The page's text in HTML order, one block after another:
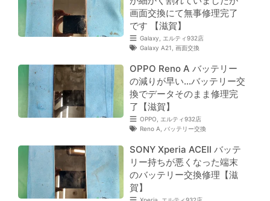
Galaxy
エルティ932店
Galaxy A21 画面交換
画面交換にて無事修理完了
です 【滋賀】
OPPO
エルティ932店
Reno A
バッテリー交換
OPPO Reno A バッテリー
の減りが早い…バッテリー交
換でデータそのまま修理完
了【滋賀】
SONY Xperia ACEⅡ バッテ
リー持ちが悪くなった端末
のバッテリー交換修理【滋
賀】